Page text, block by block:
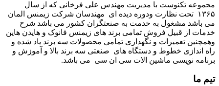
مجموعه تکنوست با مدیریت مهندس علی فرخانی که از سال
۱۳۶۵ تحت نظارت ودوره دیده ای مهندسان شرکت زیمنس المان
می باشد مشغول به خدمت به صنعتگران کشور می باشد شرح
خدمات از قبیل فروش تمامی برند های زیمنس فانوک و هایدن هاین
وهمچنین تعمیرات و نگهداری تمامی محصولات سه برند یاد شده و
راه اندازی خطوط و دستگاه های صنعتی سه برند بالا و آموزش و
برنامه نویسی ماشین الات سی ان سی می باشد.
تیم ما